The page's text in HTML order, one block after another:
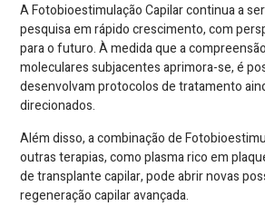
A Fotobioestimulação Capilar continua a
pesquisa em rápido crescimento, com
para o futuro. À medida que a
moleculares subjacentes aprimora-se, é
desenvolvam protocolos de tratamento
direcionados.
Além disso, a combinação de
outras terapias, como plasma rico em
de transplante capilar, pode abrir novas
regeneração capilar avançada.